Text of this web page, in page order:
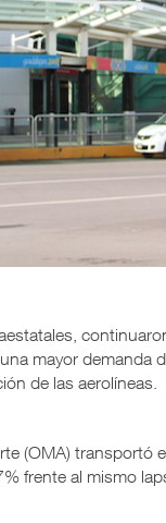
mayor demanda
de las aerolíneas.
(OMA) transportó
frente al mismo
para movi
tripul